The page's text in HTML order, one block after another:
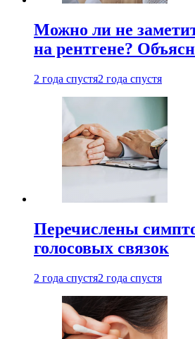
Можно ли не
на рентгене?
2 года спустя2 года спустя
Перечислены
голосовых связок
2 года спустя2 года спустя